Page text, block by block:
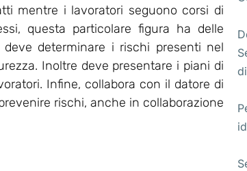
mentre i lavoratori seguono corsi di
questa particolare figura ha delle
determinare i rischi presenti nel
Inoltre deve presentare i piani di
Infine, collabora con il datore di
rischi, anche in collaborazione